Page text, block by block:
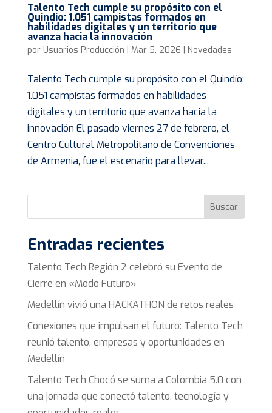
Talento Tech cumple su propósito con el
Quindío: 1.051 campistas formados en
habilidades digitales y un territorio que
avanza hacia la innovación
por Usuarios Producción | Mar 5, 2026 | Novedades
Talento Tech cumple su propósito con el Quindío:
1.051 campistas formados en habilidades
digitales y un territorio que avanza hacia la
innovación El pasado viernes 27 de febrero, el
Centro Cultural Metropolitano de Convenciones
de Armenia, fue el escenario para llevar...
Buscar
Entradas recientes
Talento Tech Región 2 celebró su Evento de
Cierre en «Modo Futuro»
Medellín vivió una HACKATHON de retos reales
Conexiones que impulsan el futuro: Talento Tech
reunió talento, empresas y oportunidades en
Medellín
Talento Tech Chocó se suma a Colombia 5.0 con
una jornada que conectó talento, tecnología y